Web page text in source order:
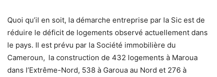
Quoi qu’il en soit, la démarche entreprise par la Sic est de
réduire le déficit de logements observé actuellement dans
le pays. Il est prévu par la Société immobilière du
Cameroun, la construction de 432 logements à Maroua
dans l’Extrême-Nord, 538 à Garoua au Nord et 276 à